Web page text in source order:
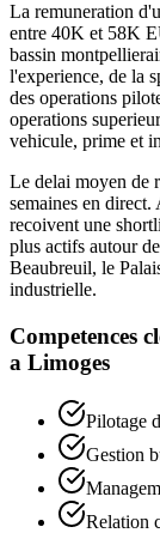
La remuneration
entre 40K et 58K
bassin
l'experience, de la
des operations
operations
vehicule, prime et
Le delai moyen de
semaines en
recoivent une
plus actifs autour
Beaubreuil, le
industrielle.
Competences
a Limoges
Pilotage
Gestion
Relation